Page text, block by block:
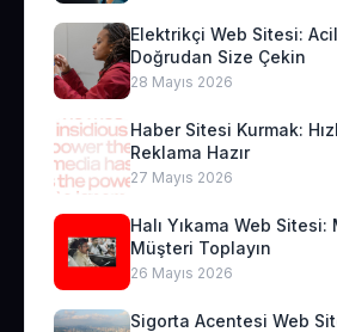
Elektrikçi Web Sitesi: Acil
Doğrudan Size Çekin
28 Mayıs 2026
Haber Sitesi Kurmak:
Reklama Hazır
27 Mayıs 2026
Halı Yıkama Web
Müşteri Toplayın
26 Mayıs 2026
Sigorta Acentesi Web